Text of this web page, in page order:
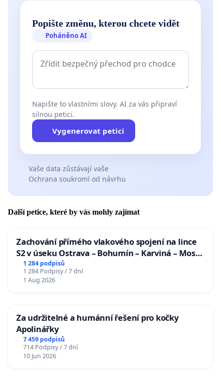
Popište změnu, kterou chcete vidět
Poháněno AI
Napište to vlastními slovy. AI za vás připraví
silnou petici.
Vygenerovat petici
Vaše data zůstávají vaše
Ochrana soukromí od návrhu
Další petice, které by vás mohly zajímat
Zachování přímého vlakového spojení na lince
S2 v úseku Ostrava – Bohumín – Karviná – Mosty
u Jablunkova
1 284 podpisů
1 284 Podpisy / 7 dní
1 Aug 2026
Za udržitelné a humánní řešení pro kočky
Apolinářky
7 459 podpisů
714 Podpisy / 7 dní
10 Jun 2026